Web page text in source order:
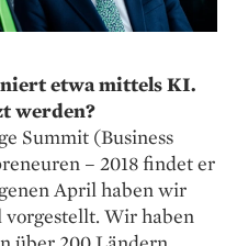
etwa mittels KI.
werden?
Summit (Business
– 2018 findet er
April haben wir
vorgestellt. Wir haben